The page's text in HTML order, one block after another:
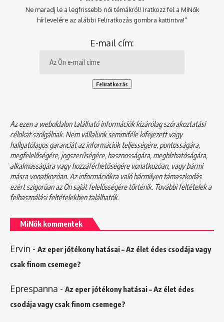
Ne maradj le a legfrissebb női témákról! Iratkozz fel a MiNők
hírlevelére az alábbi Feliratkozás gombra kattintva!"
E-mail cím:
Az ezen a weboldalon található információk kizárólag szórakoztatási
célokat szolgálnak. Nem vállalunk semmiféle kifejezett vagy
hallgatólagos garanciát az információk teljességére, pontosságára,
megfelelőségére, jogszerűségére, hasznosságára, megbízhatóságára,
alkalmasságára vagy hozzáférhetőségére vonatkozóan, vagy bármi
másra vonatkozóan. Az információkra való bármilyen támaszkodás
ezért szigorúan az Ön saját felelősségére történik. További feltételek a
felhasználási feltételekbentalálhatók.
MiNők kommentek
Ervin - Az eper jótékony hatásai – Az élet édes csodája vagy
csak finom csemege?
Eprespanna - Az eper jótékony hatásai – Az élet édes
csodája vagy csak finom csemege?